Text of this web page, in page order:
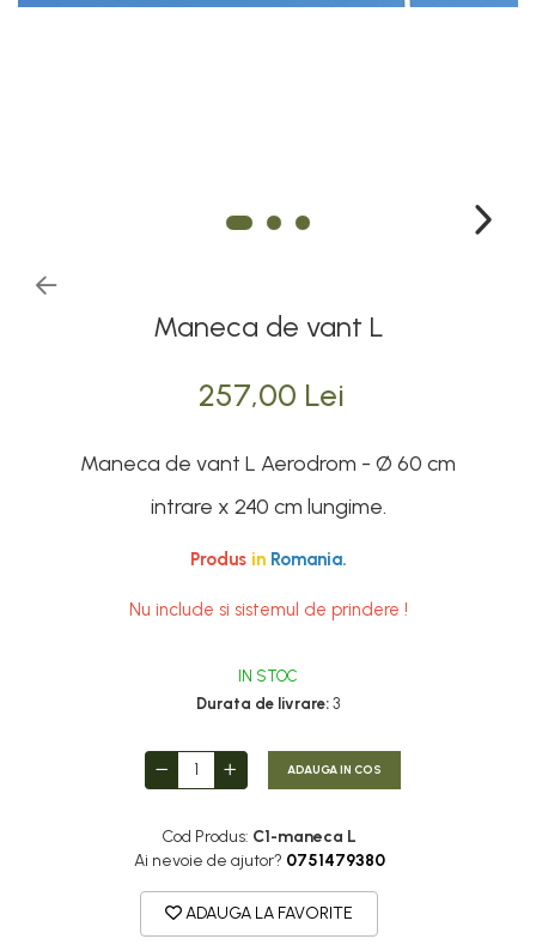
Maneca de vant L
257,00 Lei
Maneca de vant L Aerodrom - Ø 60 cm
intrare x 240 cm lungime.
Produsin Romania.
Nu include si sistemul de prindere !
IN STOC
Durata de livrare: 3
ADAUGA IN COS
Cod Produs: C1-maneca L
Ai nevoie de ajutor? 0751479380
ADAUGA LA FAVORITE